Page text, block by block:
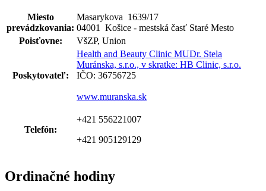
Miesto
prevádzkovania:
Masarykova 1639/17
04001 Košice - mestská časť Staré Mesto
Poisťovne:
VšZP, Union
Poskytovateľ:
Health and Beauty Clinic MUDr. Stela
Muránska, s.r.o., v skratke: HB Clinic, s.r.o.
IČO: 36756725
www.muranska.sk
Telefón:
+421 556221007
+421 905129129
Ordinačné hodiny